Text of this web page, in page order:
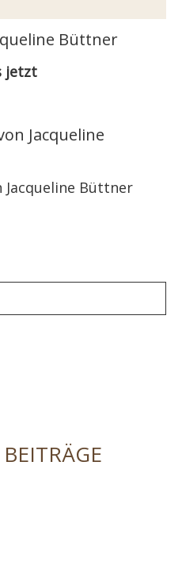
Büttner
jetzt
Jacqueline
Jacqueline Büttner